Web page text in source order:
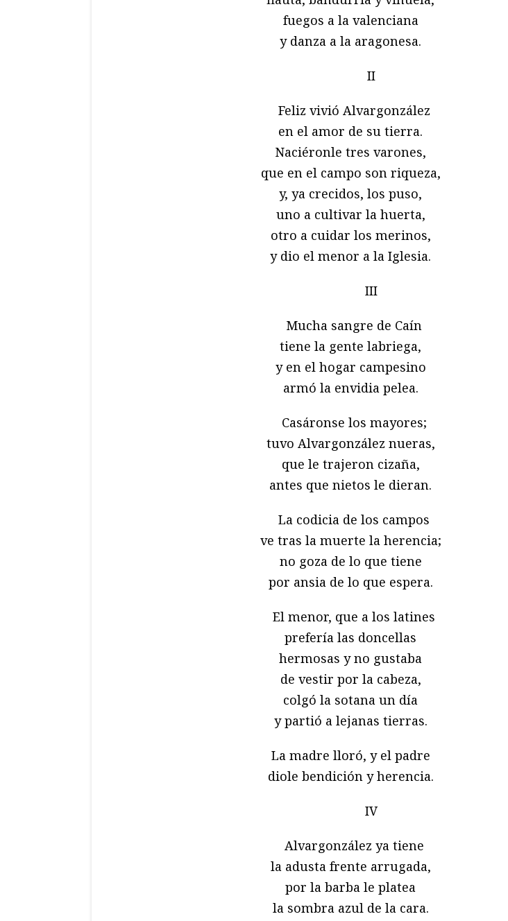
fuegos a la valenciana
y danza a la aragonesa.
II
Feliz vivió Alvargonzález
en el amor de su tierra.
Naciéronle tres varones,
que en el campo son riqueza,
y, ya crecidos, los puso,
uno a cultivar la huerta,
otro a cuidar los merinos,
y dio el menor a la Iglesia.
III
Mucha sangre de Caín
tiene la gente labriega,
y en el hogar campesino
armó la envidia pelea.
Casáronse los mayores;
tuvo Alvargonzález nueras,
que le trajeron cizaña,
antes que nietos le dieran.
La codicia de los campos
ve tras la muerte la herencia;
no goza de lo que tiene
por ansia de lo que espera.
El menor, que a los latines
prefería las doncellas
hermosas y no gustaba
de vestir por la cabeza,
colgó la sotana un día
y partió a lejanas tierras.
La madre lloró, y el padre
diole bendición y herencia.
IV
Alvargonzález ya tiene
la adusta frente arrugada,
por la barba le platea
la sombra azul de la cara.